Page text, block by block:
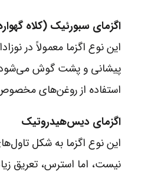
اگزمای سبورئیک (کلاه
این نوع اگزما معمولاً در
پیشانی و پشت گوش می‌شود.
استفاده از روغن‌های
اگزمای دیس‌هیدروتیک
این نوع اگزما به شکل
نیست، اما استرس، تعریق